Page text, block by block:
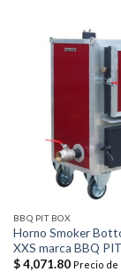
BBQ PIT BOX
Horno Smoker
XXS marca BBQ
$4,071.80 Precio